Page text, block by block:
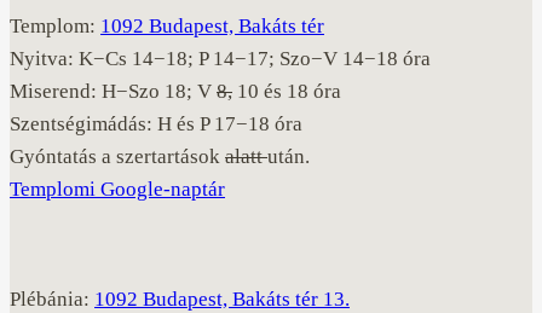
Templom: 1092 Budapest, Bakáts tér
Nyitva: K−Cs 14−18; P 14−17; Szo−V 14−18 óra
Miserend: H−Szo 18; V 8, 10 és 18 óra
Szentségimádás: H és P 17−18 óra
Gyóntatás a szertartások alattután.
Templomi Google-naptár
Plébánia: 1092 Budapest, Bakáts tér 13.